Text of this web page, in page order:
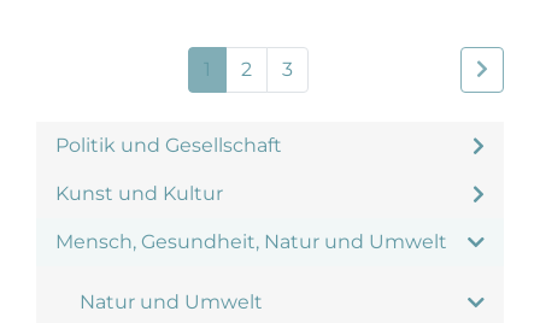
Politik und Gesellschaft
Kunst und Kultur
Mensch, Gesundheit, Natur und Umwelt
Natur und Umwelt
1 2 3